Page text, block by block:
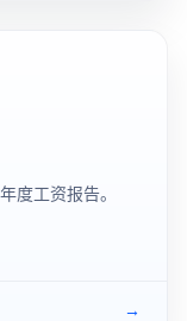
度工资报告。
→